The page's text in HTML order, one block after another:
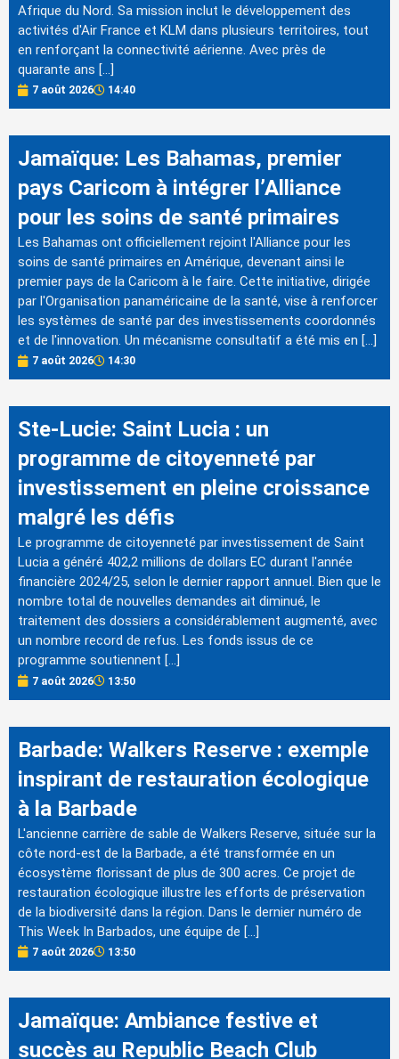
Afrique du Nord. Sa mission inclut le développement des
activités d'Air France et KLM dans plusieurs territoires, tout
en renforçant la connectivité aérienne. Avec près de
quarante ans […]
7 août 2026 14:40
Jamaïque: Les Bahamas, premier
pays Caricom à intégrer l’Alliance
pour les soins de santé primaires
Les Bahamas ont officiellement rejoint l'Alliance pour les
soins de santé primaires en Amérique, devenant ainsi le
premier pays de la Caricom à le faire. Cette initiative, dirigée
par l'Organisation panaméricaine de la santé, vise à renforcer
les systèmes de santé par des investissements coordonnés
et de l'innovation. Un mécanisme consultatif a été mis en […]
7 août 2026 14:30
Ste-Lucie: Saint Lucia : un
programme de citoyenneté par
investissement en pleine croissance
malgré les défis
Le programme de citoyenneté par investissement de Saint
Lucia a généré 402,2 millions de dollars EC durant l'année
financière 2024/25, selon le dernier rapport annuel. Bien que le
nombre total de nouvelles demandes ait diminué, le
traitement des dossiers a considérablement augmenté, avec
un nombre record de refus. Les fonds issus de ce
programme soutiennent […]
7 août 2026 13:50
Barbade: Walkers Reserve : exemple
inspirant de restauration écologique
à la Barbade
L'ancienne carrière de sable de Walkers Reserve, située sur la
côte nord-est de la Barbade, a été transformée en un
écosystème florissant de plus de 300 acres. Ce projet de
restauration écologique illustre les efforts de préservation
de la biodiversité dans la région. Dans le dernier numéro de
This Week In Barbados, une équipe de […]
7 août 2026 13:50
Jamaïque: Ambiance festive et
succès au Republic Beach Club